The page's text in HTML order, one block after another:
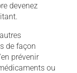
devenez
de façon
prévenir
ou